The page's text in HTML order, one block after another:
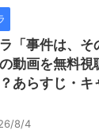
「事件は、そ
動画を無料視
？あらすじ・
8/4